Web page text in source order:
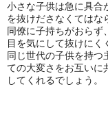
小さな子供は急に具合
を抜けださなくてはな
同僚に子持ちがおらず
目を気にして抜けにく
同じ世代の子供を持つ
ての大変さをお互いに
してくれるでしょう。